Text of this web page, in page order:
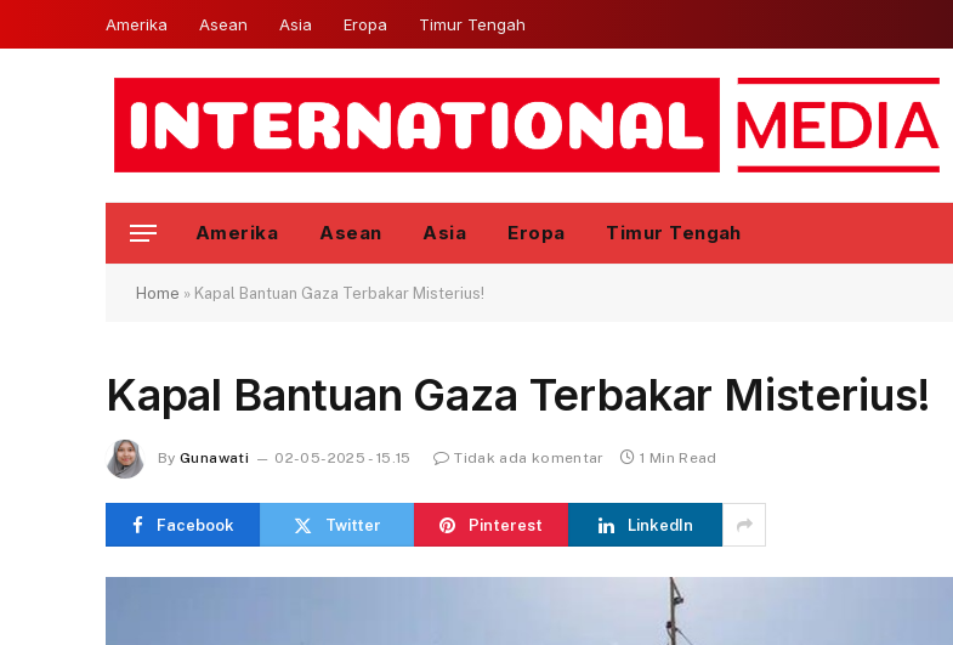
Amerika Asean Asia Eropa Timur Tengah
Amerika Asean Asia Eropa Timur Tengah
Home » Kapal Bantuan Gaza Terbakar Misterius!
Kapal Bantuan Gaza Terbakar Misterius!
By Gunawati 02-05-2025 - 15.15 Tidak ada komentar 1 Min Read
Facebook Twitter Pinterest LinkedIn